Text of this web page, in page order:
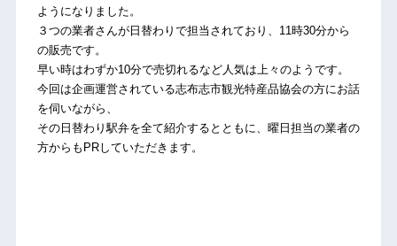
ようになりました。
３つの業者さんが日替わりで担当されており、11時30分から
の販売です。
早い時はわずか10分で売切れるなど人気は上々のようです。
今回は企画運営されている志布志市観光特産品協会の方にお話
を伺いながら、
その日替わり駅弁を全て紹介するとともに、曜日担当の業者の
方からもPRしていただきます。